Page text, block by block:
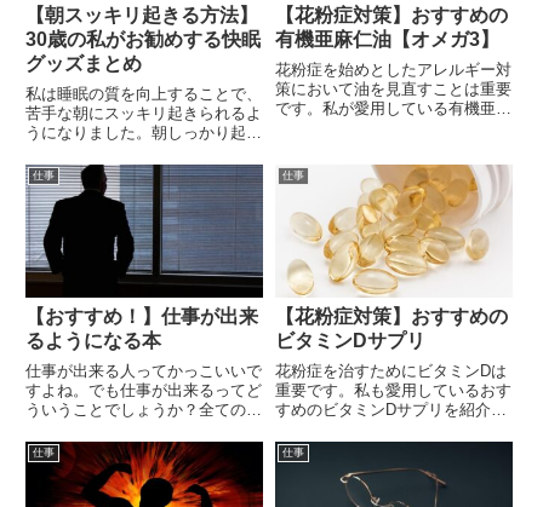
【朝スッキリ起きる方法】
30歳の私がお勧めする快眠
グッズまとめ
私は睡眠の質を向上することで、
苦手な朝にスッキリ起きられるよ
うになりました。朝しっかり起き
ます。この記事では私が使用して
睡眠の質が上がったと感じたおす
すめ快眠グッズを紹介します。
【花粉症対策】おすすめの
有機亜麻仁油【オメガ3】
花粉症を始めとしたアレルギー対
策において油を見直すことは重要
です。私が愛用している有機亜麻
仕事
【おすすめ！】仕事が出来
るようになる本
仕事が出来る人ってかっこいいで
すよね。でも仕事が出来るってど
ういうことでしょうか？全ての社
す。この本を読めば、あなたも仕
事が出来る人になれます！
仕事
【花粉症対策】おすすめの
ビタミンDサプリ
花粉症を治すためにビタミンDは
重要です。私も愛用しているおす
すめのビタミンDサプリを紹介し
仕事 仕事